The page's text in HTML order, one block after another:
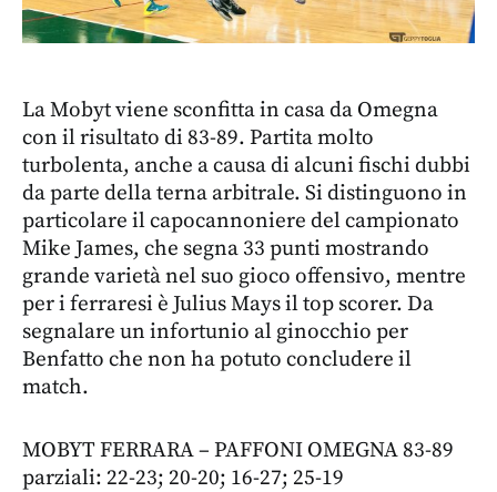
La Mobyt viene sconfitta in casa da Omegna
con il risultato di 83-89. Partita molto
turbolenta, anche a causa di alcuni fischi dubbi
da parte della terna arbitrale. Si distinguono in
particolare il capocannoniere del campionato
Mike James, che segna 33 punti mostrando
grande varietà nel suo gioco offensivo, mentre
per i ferraresi è Julius Mays il top scorer. Da
segnalare un infortunio al ginocchio per
Benfatto che non ha potuto concludere il
match.
MOBYT FERRARA – PAFFONI OMEGNA 83-89
parziali: 22-23; 20-20; 16-27; 25-19